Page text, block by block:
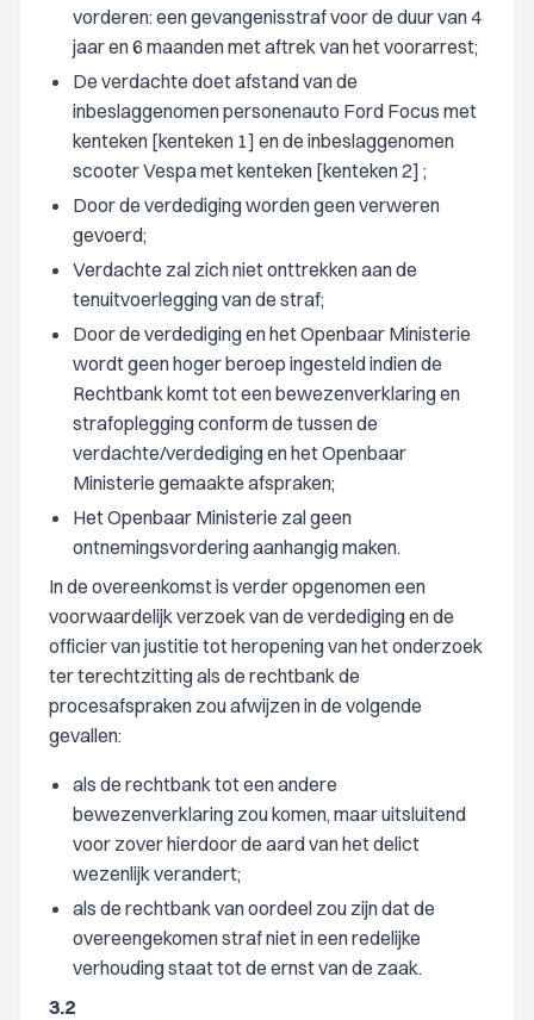
vorderen: een gevangenisstraf voor de duur van 4
jaar en 6 maanden met aftrek van het voorarrest;
De verdachte doet afstand van de
inbeslaggenomen personenauto Ford Focus met
kenteken [kenteken 1] en de inbeslaggenomen
scooter Vespa met kenteken [kenteken 2] ;
Door de verdediging worden geen verweren
gevoerd;
Verdachte zal zich niet onttrekken aan de
tenuitvoerlegging van de straf;
Door de verdediging en het Openbaar Ministerie
wordt geen hoger beroep ingesteld indien de
Rechtbank komt tot een bewezenverklaring en
strafoplegging conform de tussen de
verdachte/verdediging en het Openbaar
Ministerie gemaakte afspraken;
Het Openbaar Ministerie zal geen
ontnemingsvordering aanhangig maken.
In de overeenkomst is verder opgenomen een
voorwaardelijk verzoek van de verdediging en de
officier van justitie tot heropening van het onderzoek
ter terechtzitting als de rechtbank de
procesafspraken zou afwijzen in de volgende
gevallen:
als de rechtbank tot een andere
bewezenverklaring zou komen, maar uitsluitend
voor zover hierdoor de aard van het delict
wezenlijk verandert;
als de rechtbank van oordeel zou zijn dat de
overeengekomen straf niet in een redelijke
verhouding staat tot de ernst van de zaak.
3.2